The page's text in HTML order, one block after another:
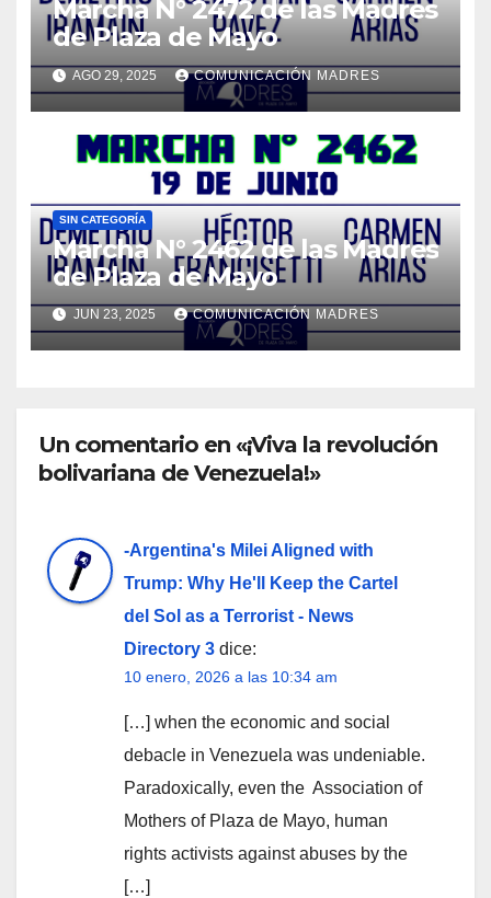
Marcha N° 2472 de las Madres
de Plaza de Mayo
AGO 29, 2025 COMUNICACIÓN MADRES
SIN CATEGORÍA
Marcha N° 2462 de las Madres
de Plaza de Mayo
JUN 23, 2025 COMUNICACIÓN MADRES
Un comentario en «¡Viva la revolución
bolivariana de Venezuela!»
-Argentina's Milei Aligned with
Trump: Why He'll Keep the Cartel
del Sol as a Terrorist - News
Directory 3 dice:
10 enero, 2026 a las 10:34 am
[…] when the​ economic and social
debacle in ‌Venezuela was undeniable.
Paradoxically, even the ​ Association of
Mothers‍ of Plaza de ‌Mayo, human
rights activists against abuses by the
[…]